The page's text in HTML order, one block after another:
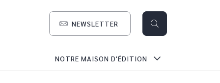
NEWSLETTER
NOTRE MAISON D'ÉDITION